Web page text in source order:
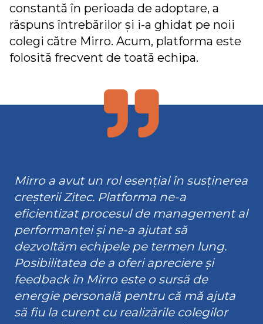
constantă în perioada de adoptare, a
răspuns întrebărilor și i-a ghidat pe noii
colegi către Mirro. Acum, platforma este
folosită frecvent de toată echipa.
Mirro a avut un rol esențial în susținerea
creșterii Zitec. Platforma ne-a
eficientizat procesul de management al
performanței și ne-a ajutat să
dezvoltăm echipele pe termen lung.
Posibilitatea de a oferi apreciere și
feedback în Mirro este o sursă de
energie personală pentru că mă ajuta
să fiu la curent cu realizările colegilor